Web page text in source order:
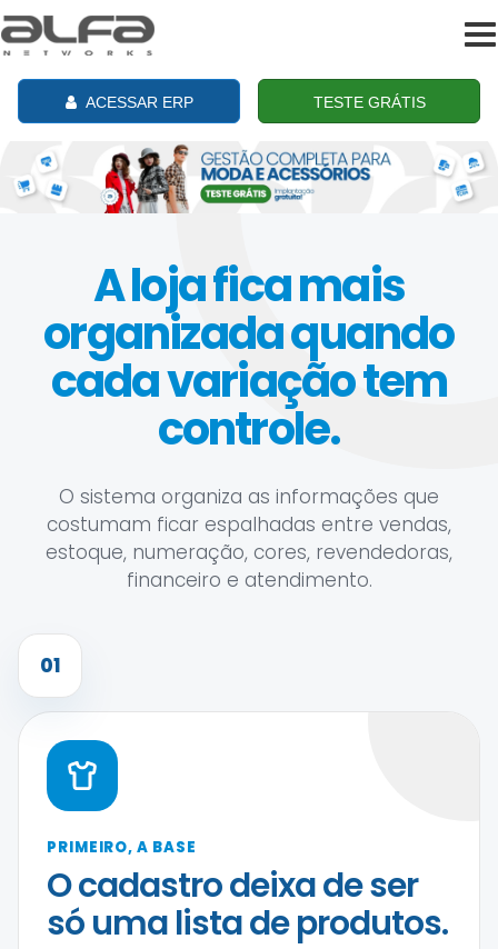
ACESSAR ERP TESTE GRÁTIS
A loja fica mais
organizada quando
cada variação tem
controle.
O sistema organiza as informações que
costumam ficar espalhadas entre vendas,
estoque, numeração, cores, revendedoras,
financeiro e atendimento.
01
PRIMEIRO, A BASE
O cadastro deixa de ser
só uma lista de produtos.